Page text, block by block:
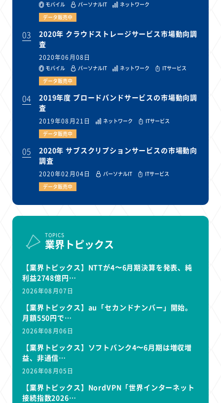
モバイル パーソナルIT
ネットワーク
データ販売中
03
2020年 クラウドストレージサービス市場動向調
査
2020年06月08日
モバイル パーソナルIT ネットワーク
ITサービス
データ販売中
04
2019年度 ブロードバンドサービスの市場動向調
査
2019年08月21日 ネットワーク
ITサービス
データ販売中
05
2020年 サブスクリプションサービスの市場動向
調査
2020年02月04日 パーソナルIT
ITサービス
データ販売中
TOPICS
業界トピックス
【業界トピックス】NTTが4〜6月期決算を発表、純
利益2748億円…
2026年08月07日
【業界トピックス】au「セカンドナンバー」開始。
月額550円で…
2026年08月06日
【業界トピックス】ソフトバンク4〜6月期は増収増
益、非通信…
2026年08月05日
【業界トピックス】NordVPN「世界インターネット
接続指数2026…